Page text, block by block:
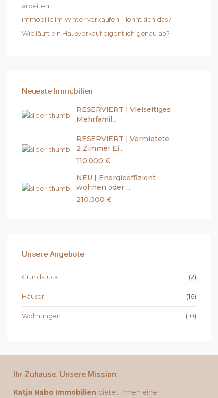
arbeiten
Immobilie im Winter verkaufen – lohnt sich das?
Wie läuft ein Hausverkauf eigentlich genau ab?
Neueste Immobilien
RESERVIERT | Vielseitiges
Mehrfamil...
RESERVIERT | Vermietete
2 Zimmer Ei...
110.000 €
NEU | Energieeffizient
wohnen oder ...
210.000 €
Unsere Angebote
Grundstück (2)
Häuser (16)
Wohnungen (10)
Ihr Zuhause. Unsere Mission.
Katja Nabo Immobilien bietet Ihnen eine